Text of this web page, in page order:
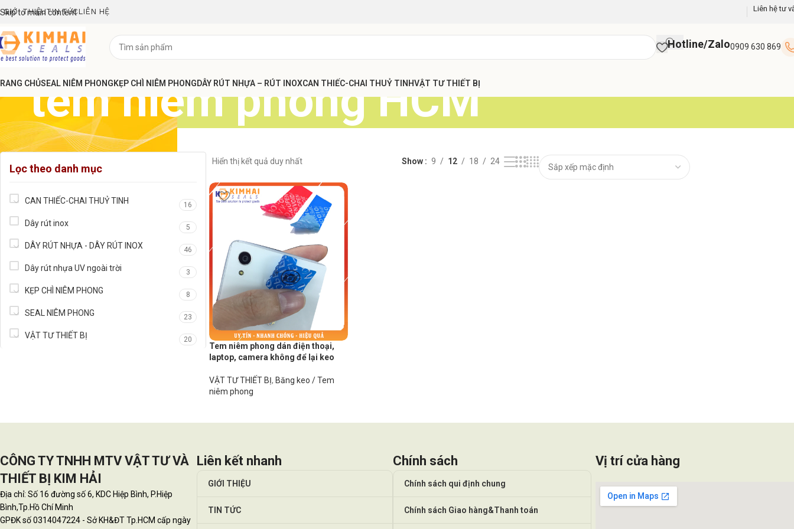
Skip to main content
GIỚI THIỆUTIN TỨC LIÊN HỆ Liên hệ tư
Hotline/Zalo0909 630 869
CHỦSEAL NIÊM PHONGKẸP CHÌ NIÊM PHONGDÂY RÚT NHỰA – RÚT INOXCAN THIẾC-CHAI THUỶ TINHVẬT TƯ THIẾT BỊ
tem niêm phong HCM
Lọc theo danh mục
CAN THIẾC-CHAI THUỶ TINH 16
Dây rút inox 5
DÂY RÚT NHỰA - DÂY RÚT INOX 46
Dây rút nhựa UV ngoài trời 3
KẸP CHÌ NIÊM PHONG 8
SEAL NIÊM PHONG 23
VẬT TƯ THIẾT BỊ 20
Hiển thị kết quả duy nhất Show 9 12 18 24
Tem niêm phong dán điện thoại,
laptop, camera không để lại keo
VẬT TƯ THIẾT BỊ, Băng keo / Tem
niêm phong
CÔNG TY TNHH MTV VẬT TƯ VÀ
THIẾT BỊ KIM HẢI
Địa chỉ: Số 16 đường số 6, KDC Hiệp Bình, P.Hiệp
Bình,Tp.Hồ Chí Minh
GPĐK số 0314047224 - Sở KH&ĐT Tp.HCM cấp ngày
Liên kết nhanh
GIỚI THIỆU
TIN TỨC
Chính sách
Chính sách qui định chung
Chính sách Giao hàng&Thanh toán
Vị trí cửa hàng